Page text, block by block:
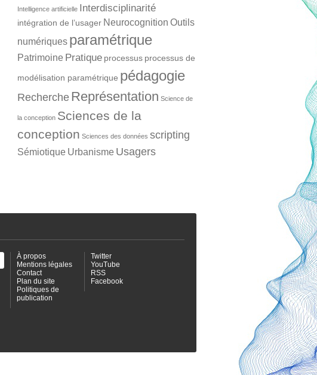
Intelligence artificielle Interdisciplinarité
intégration de l’usager Neurocognition Outils
numériques paramétrique
Patrimoine Pratique processus processus de
modélisation paramétrique pédagogie
RechercheReprésentation Science de
la conception Sciences de la
conception Sciences des données scripting
Sémiotique Urbanisme Usagers
À propos
Mentions légales
Contact
Plan du site
Politiques de
publication
Twitter
YouTube
RSS
Facebook